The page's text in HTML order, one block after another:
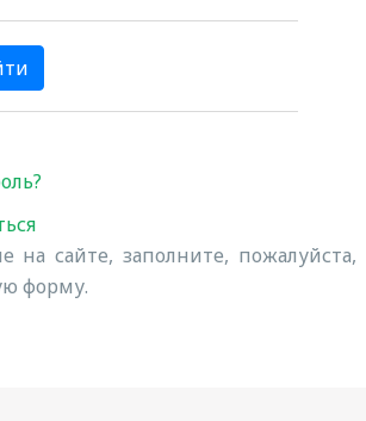
на сайте, заполните, пожалуйста,
форму.